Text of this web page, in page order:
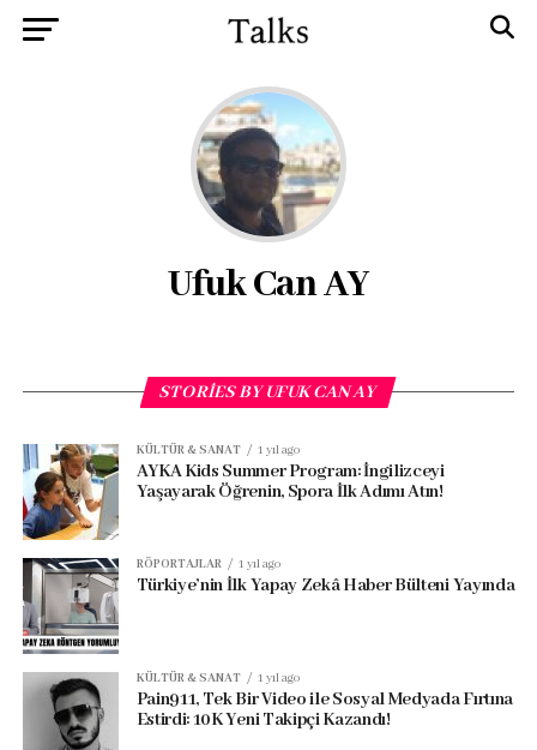
Ufuk Can AY
STORIES BY UFUK CAN AY
KÜLTÜR & SANAT 1 yıl ago
AYKA Kids Summer Program: İngilizceyi
Yaşayarak Öğrenin, Spora İlk Adımı Atın!
RÖPORTAJLAR 1 yıl ago
Türkiye’nin İlk Yapay Zekâ Haber Bülteni Yayında
KÜLTÜR & SANAT 1 yıl ago
Pain911, Tek Bir Video ile Sosyal Medyada Fırtına
Estirdi: 10K Yeni Takipçi Kazandı!